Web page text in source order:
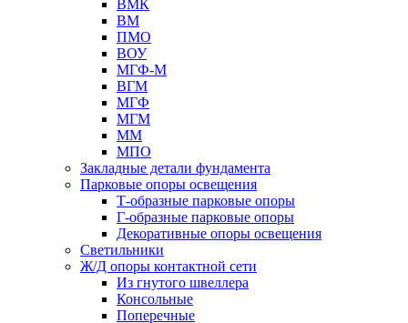
ВМК
ВМ
ПМО
ВОУ
МГФ-М
ВГМ
МГФ
МГМ
ММ
МПО
Закладные детали фундамента
Парковые опоры освещения
Т-образные парковые опоры
Г-образные парковые опоры
Декоративные опоры освещения
Светильники
Ж/Д опоры контактной сети
Из гнутого швеллера
Консольные
Поперечные